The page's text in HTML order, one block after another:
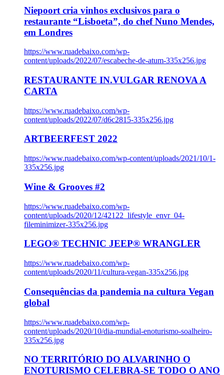
Niepoort cria vinhos exclusivos para o
restaurante “Lisboeta”, do chef Nuno Mendes,
em Londres
https://www.ruadebaixo.com/wp-
content/uploads/2022/07/escabeche-de-atum-335x256.jpg
RESTAURANTE IN.VULGAR RENOVA A
CARTA
https://www.ruadebaixo.com/wp-
content/uploads/2022/07/d6c2815-335x256.jpg
ARTBEERFEST 2022
https://www.ruadebaixo.com/wp-content/uploads/2021/10/1-
335x256.jpg
Wine & Grooves #2
https://www.ruadebaixo.com/wp-
content/uploads/2020/12/42122_lifestyle_envr_04-
fileminimizer-335x256.jpg
LEGO® TECHNIC JEEP® WRANGLER
https://www.ruadebaixo.com/wp-
content/uploads/2020/11/cultura-vegan-335x256.jpg
Consequências da pandemia na cultura Vegan
global
https://www.ruadebaixo.com/wp-
content/uploads/2020/10/dia-mundial-enoturismo-soalheiro-
335x256.jpg
NO TERRITÓRIO DO ALVARINHO O
ENOTURISMO CELEBRA-SE TODO O ANO